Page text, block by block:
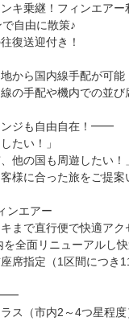
キ乗継！フィンエアー
自由に散策♪
復送迎付き！
から国内線手配が可能
の手配や機内での並び
ジも自由自在！━━
たい！」
他の国も周遊したい！
様に合った旅をご提案
ンエアー
まで直行便で快適アク
を全面リニューアルし
席指定（1区間につき
━━
ス（市内2～4つ星程